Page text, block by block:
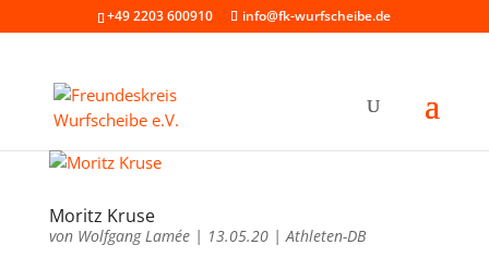
+49 2203 600910 info@fk-wurfscheibe.de
Moritz Kruse
von Wolfgang Lamée| 13.05.20|Athleten-DB